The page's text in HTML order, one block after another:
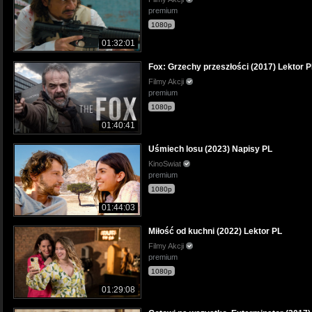
01:32:01
premium
1080p
01:40:41
Fox: Grzechy przeszłości (2017) Lektor
Filmy Akcji
premium
1080p
01:44:03
Uśmiech losu (2023) Napisy PL
KinoSwiat
premium
1080p
01:29:08
Miłość od kuchni (2022) Lektor PL
Filmy Akcji
premium
1080p